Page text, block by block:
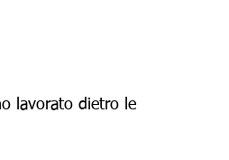
lavorato dietro le